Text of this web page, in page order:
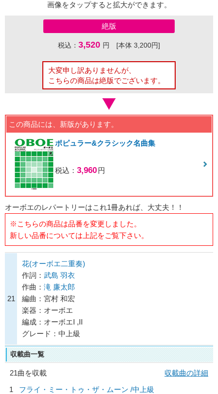
画像をタップすると拡大ができます。
絶版
税込： 3,520 円 [本体 3,200円]
大変申し訳ありませんが、
こちらの商品は絶版でございます。
この商品には、新版があります。
ポピュラー&クラシック名曲集
税込： 3,960円
オーボエのレパートリーはこれ1冊あれば、大丈夫！！
※こちらの商品は品番を変更しました。
新しい品番については上記をご覧下さい。
21
花(オーボエ二重奏)
作詞： 武島 羽衣
作曲： 滝 廉太郎
編曲：宮村 和宏
楽器：オーボエ
編成：オーボエI ,II
グレード：中上級
収載曲一覧
21曲を収載
収載曲の詳細
1
フライ・ミー・トゥ・ザ・ムーン /中上級